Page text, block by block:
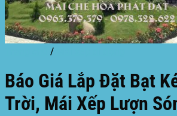
/
Báo Giá Lắp Đặt Bạt
Trời, Mái Xếp Lượn